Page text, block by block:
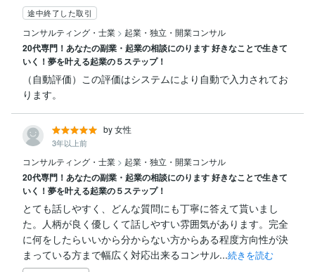
途中終了した取引
コンサルティング・士業 > 起業・独立・開業コンサル
20代専門！あなたの副業・起業の相談にのります 好きなことで生きて
いく！夢を叶える起業の５ステップ！
（自動評価）この評価はシステムにより自動で入力されてお
ります。
by 女性
3年以上前
コンサルティング・士業 > 起業・独立・開業コンサル
20代専門！あなたの副業・起業の相談にのります 好きなことで生きて
いく！夢を叶える起業の５ステップ！
とても話しやすく、どんな質問にも丁寧に答えて貰いまし
た。人柄が良く優しくて話しやすい雰囲気があります。完全
に何をしたらいいから分からない方からある程度方向性が決
まっている方まで幅広く対応出来るコンサル...続きを読む